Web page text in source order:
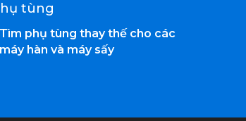
tùng
Tìm phụ tùng thay thế cho các
máy hàn và máy sấy